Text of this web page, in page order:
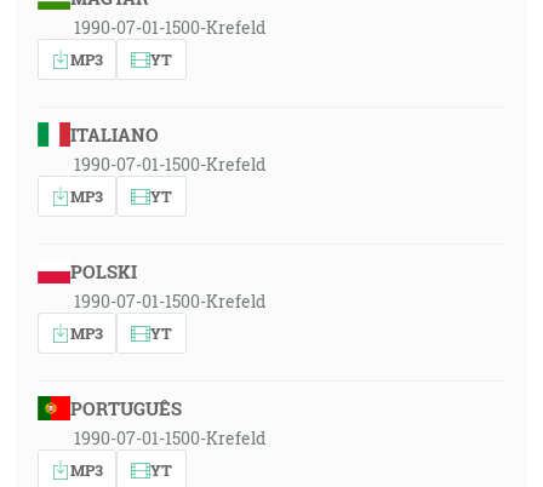
1990-07-01-1500-Krefeld
MP3 YT
ITALIANO
1990-07-01-1500-Krefeld
MP3 YT
POLSKI
1990-07-01-1500-Krefeld
MP3 YT
PORTUGUÊS
1990-07-01-1500-Krefeld
MP3 YT